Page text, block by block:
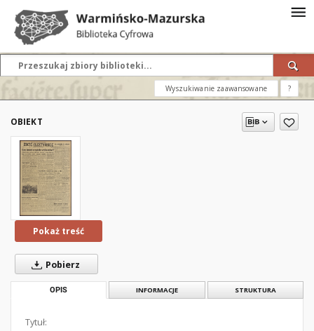
Wyszukiwanie zaawansowane ?
OBIEKT
Pokaż treść
Pobierz
OPIS INFORMACJE STRUKTURA
Tytuł: